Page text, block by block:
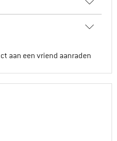
aan een vriend aanraden